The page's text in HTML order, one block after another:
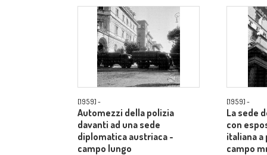
[1959] -
Automezzi della polizia
davanti ad una sede
diplomatica austriaca -
campo lungo
[1959] -
La sede
con
italiana a
campo